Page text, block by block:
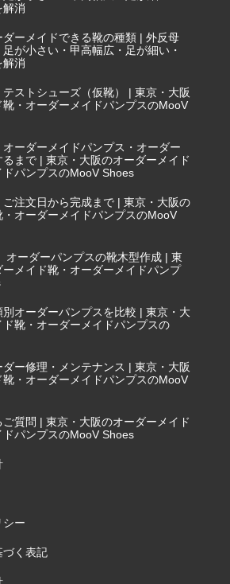
解消
ダーメイドできる靴の種類 | 外反母
が小さい・甲高幅広・足が細い・
解消
テストシューズ（仮靴） | 東京・大阪
・オーダーメイドパンプスのMooV
オーダーメイドパンプス・オーダー
まで | 東京・大阪のオーダーメイド
パンプスのMooV Shoes
ご注文日から完成まで | 東京・大阪の
オーダーメイドパンプスのMooV
オーダーパンプスの靴木型作成 | 東
メイド靴・オーダーメイドパンプ
別オーダーパンプスを比較 | 東京・大
ド靴・オーダーメイドパンプスの
ダー修理・メンテナンス | 東京・大阪
・オーダーメイドパンプスのMooV
ご質問 | 東京・大阪のオーダーメイド
パンプスのMooV Shoes
シー
づく表記